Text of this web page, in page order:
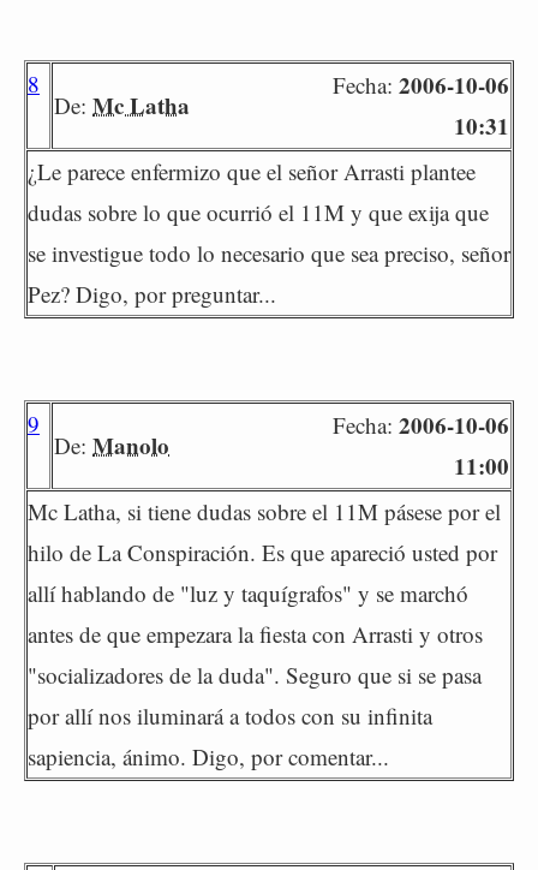
8
De: Mc Latha
Fecha: 2006-10-06
10:31
¿Le parece enfermizo que el señor Arrasti plantee
dudas sobre lo que ocurrió el 11M y que exija que
se investigue todo lo necesario que sea preciso, señor
Pez? Digo, por preguntar...
9
De: Manolo
Fecha: 2006-10-06
11:00
Mc Latha, si tiene dudas sobre el 11M pásese por el
hilo de La Conspiración. Es que apareció usted por
allí hablando de "luz y taquígrafos" y se marchó
antes de que empezara la fiesta con Arrasti y otros
"socializadores de la duda". Seguro que si se pasa
por allí nos iluminará a todos con su infinita
sapiencia, ánimo. Digo, por comentar...